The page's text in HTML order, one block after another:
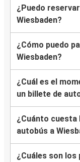
¿Puedo
Wiesbaden?
¿Cómo puedo
Wiesbaden?
¿Cuál es el
un billete de
¿Cuánto cuesta
autobús a
¿Cuáles son